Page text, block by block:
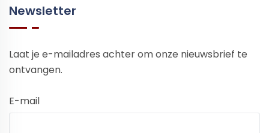
Newsletter
Laat je e-mailadres achter om onze nieuwsbrief te
ontvangen.
E-mail